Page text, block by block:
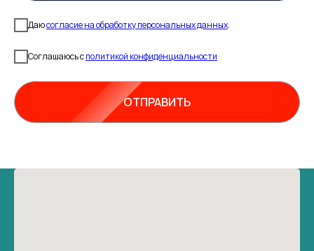
Даюсогласие на обработку персональных данных.
Соглашаюсь cполитикой конфиденциальности
ОТПРАВИТЬ